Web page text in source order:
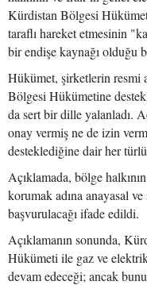
Kürdistan Bölgesi
taraflı hareket etmesinin
bir endişe kaynağı olduğu
Hükümet, şirketlerin resmi
Bölgesi Hükümetine
da sert bir dille yalanladı.
onay vermiş ne de izin
desteklediğine dair her türlü
Açıklamada, bölge
korumak adına anayasal
başvurulacağı ifade edildi.
Açıklamanın sonunda,
Hükümeti ile gaz ve
devam edeceği; ancak